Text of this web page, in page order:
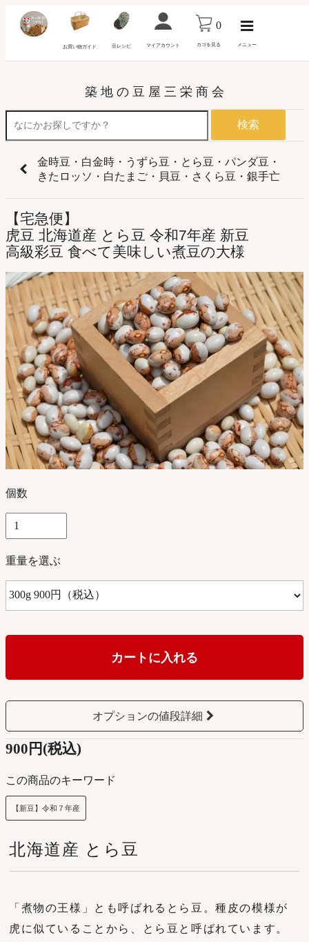
お買い物ガイド 豆レシピ マイアカウント
0
カゴを見る メニュー
築 地 の 豆 屋 三 栄 商 会
検索
金時豆・白金時・うずら豆・とら豆・パンダ豆・
きたロッソ・白たまご・貝豆・さくら豆・銀手亡
【宅急便】
虎豆 北海道産 とら豆 令和7年産 新豆
高級彩豆 食べて美味しい煮豆の大様
個数
重量を選ぶ
カートに入れる
オプションの値段詳細
900円(税込)
この商品のキーワード
【新豆】令和７年産
北海道産 とら豆
「煮物の王様」とも呼ばれるとら豆。種皮の模様が
虎に似ていることから、とら豆と呼ばれています。